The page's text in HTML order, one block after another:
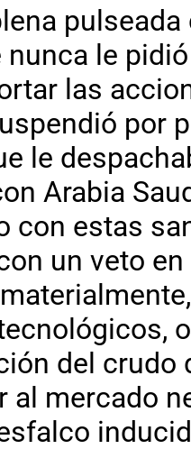
nunca le
las
por
le
Arabia
con estas
un veto
del crudo
al mercado